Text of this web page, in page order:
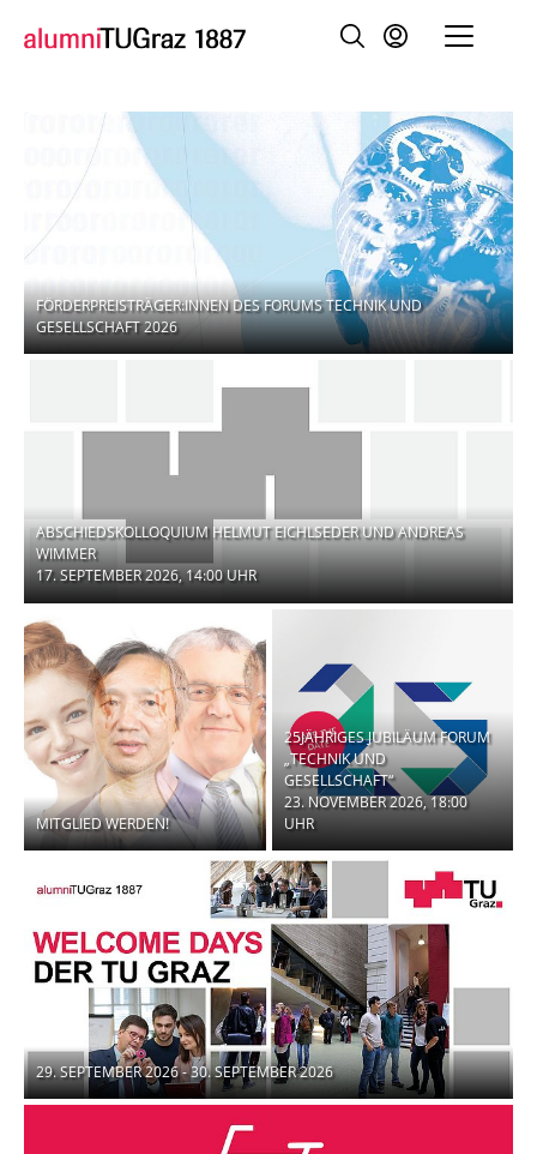
FÖRDERPREISTRÄGER:INNEN DES FORUMS TECHNIK UND
GESELLSCHAFT 2026
ABSCHIEDSKOLLOQUIUM HELMUT EICHLSEDER UND ANDREAS
WIMMER
17. SEPTEMBER 2026, 14:00 UHR
MITGLIED WERDEN!
29. SEPTEMBER 2026 - 30. SEPTEMBER 2026
25JÄHRIGES JUBILÄUM FORUM
„TECHNIK UND
GESELLSCHAFT“
23. NOVEMBER 2026, 18:00
UHR